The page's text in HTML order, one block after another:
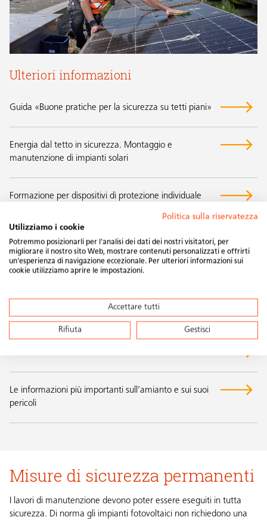
Ulteriori informazioni
Guida «Buone pratiche per la sicurezza su tetti piani»
Energia dal tetto in sicurezza. Montaggio e
manutenzione di impianti solari
Formazione per dispositivi di protezione individuale
Inoltre, nell'ambito della sicurezza sul lavoro occorre tenere
conto anche delle misure precauzionali da adottare durante i
lavori elettrici e nella gestione dell'amianto:
Sicurezza sul lavoro fotovoltaico DC
Le informazioni più importanti sull’amianto e sui suoi
pericoli
Misure di sicurezza permanenti
I lavori di manutenzione devono poter essere eseguiti in tutta
sicurezza. Di norma gli impianti fotovoltaici non richiedono una
Politica sulla riservatezza
Utilizziamo i cookie
Potremmo posizionarli per l'analisi dei dati dei nostri visitatori, per
migliorare il nostro sito Web, mostrare contenuti personalizzati e offrirti
un'esperienza di navigazione eccezionale. Per ulteriori informazioni sui
cookie utilizziamo aprire le impostazioni.
Accettare tutti
Rifiuta Gestisci